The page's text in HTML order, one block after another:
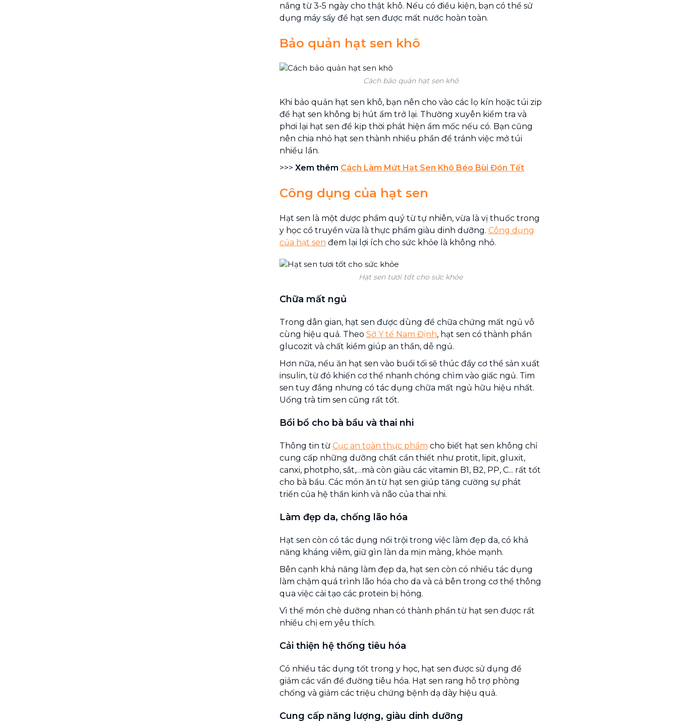
nắng từ 3-5 ngày cho thật khô. Nếu có điều kiện, bạn có thể sử
dụng máy sấy để hạt sen được mất nước hoàn toàn.
Bảo quản hạt sen khô
Cách bảo quản hạt sen khô
Khi bảo quản hạt sen khô, bạn nên cho vào các lọ kín hoặc túi zip
để hạt sen không bị hút ẩm trở lại. Thường xuyên kiểm tra và
phơi lại hạt sen để kịp thời phát hiện ẩm mốc nếu có. Bạn cũng
nên chia nhỏ hạt sen thành nhiều phần để tránh việc mở túi
nhiều lần.
>>> Xem thêm Cách Làm Mứt Hạt Sen Khô Béo Bùi Đón Tết
Công dụng của hạt sen
Hạt sen là một dược phẩm quý từ tự nhiên, vừa là vị thuốc trong
y học cổ truyền vừa là thực phẩm giàu dinh dưỡng. Công dụng
của hạt sen đem lại lợi ích cho sức khỏe là không nhỏ.
Hạt sen tươi tốt cho sức khỏe
Chữa mất ngủ
Trong dân gian, hạt sen được dùng để chữa chứng mất ngủ vô
cùng hiệu quả. Theo Sở Y tế Nam Định, hạt sen có thành phần
glucozit và chất kiềm giúp an thần, dễ ngủ.
Hơn nữa, nếu ăn hạt sen vào buổi tối sẽ thúc đẩy cơ thể sản xuất
insulin, từ đó khiến cơ thể nhanh chóng chìm vào giấc ngủ. Tim
sen tuy đắng nhưng có tác dụng chữa mất ngủ hữu hiệu nhất.
Uống trà tim sen cũng rất tốt.
Bồi bổ cho bà bầu và thai nhi
Thông tin từ Cục an toàn thực phẩm cho biết hạt sen không chỉ
cung cấp những dưỡng chất cần thiết như protit, lipit, gluxit,
canxi, photpho, sắt,…mà còn giàu các vitamin B1, B2, PP, C... rất tốt
cho bà bầu. Các món ăn từ hạt sen giúp tăng cường sự phát
triển của hệ thần kinh và não của thai nhi.
Làm đẹp da, chống lão hóa
Hạt sen còn có tác dụng nổi trội trong việc làm đẹp da, có khả
năng kháng viêm, giữ gìn làn da mịn màng, khỏe mạnh.
Bên cạnh khả năng làm đẹp da, hạt sen còn có nhiều tác dụng
làm chậm quá trình lão hóa cho da và cả bên trong cơ thể thông
qua việc cải tạo các protein bị hỏng.
Vì thế món chè dưỡng nhan có thành phần từ hạt sen được rất
nhiều chị em yêu thích.
Cải thiện hệ thống tiêu hóa
Có nhiều tác dụng tốt trong y học, hạt sen được sử dụng để
giảm các vấn đề đường tiêu hóa. Hạt sen rang hỗ trợ phòng
chống và giảm các triệu chứng bệnh dạ dày hiệu quả.
Cung cấp năng lượng, giàu dinh dưỡng